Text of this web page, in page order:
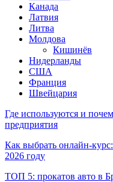
Канада
Латвия
Литва
Молдова
Кишинёв
Нидерланды
США
Франция
Швейцария
Где используются и
предприятия
Как выбрать онлайн-
2026 году
ТОП 5: прокатов авто в